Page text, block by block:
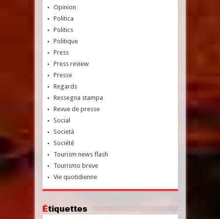
Opinion
Politica
Politics
Politique
Press
Press review
Presse
Regards
Ressegna stampa
Revue de presse
Social
Società
Société
Tourism news flash
Tourismo breve
Vie quotidienne
Étiquettes